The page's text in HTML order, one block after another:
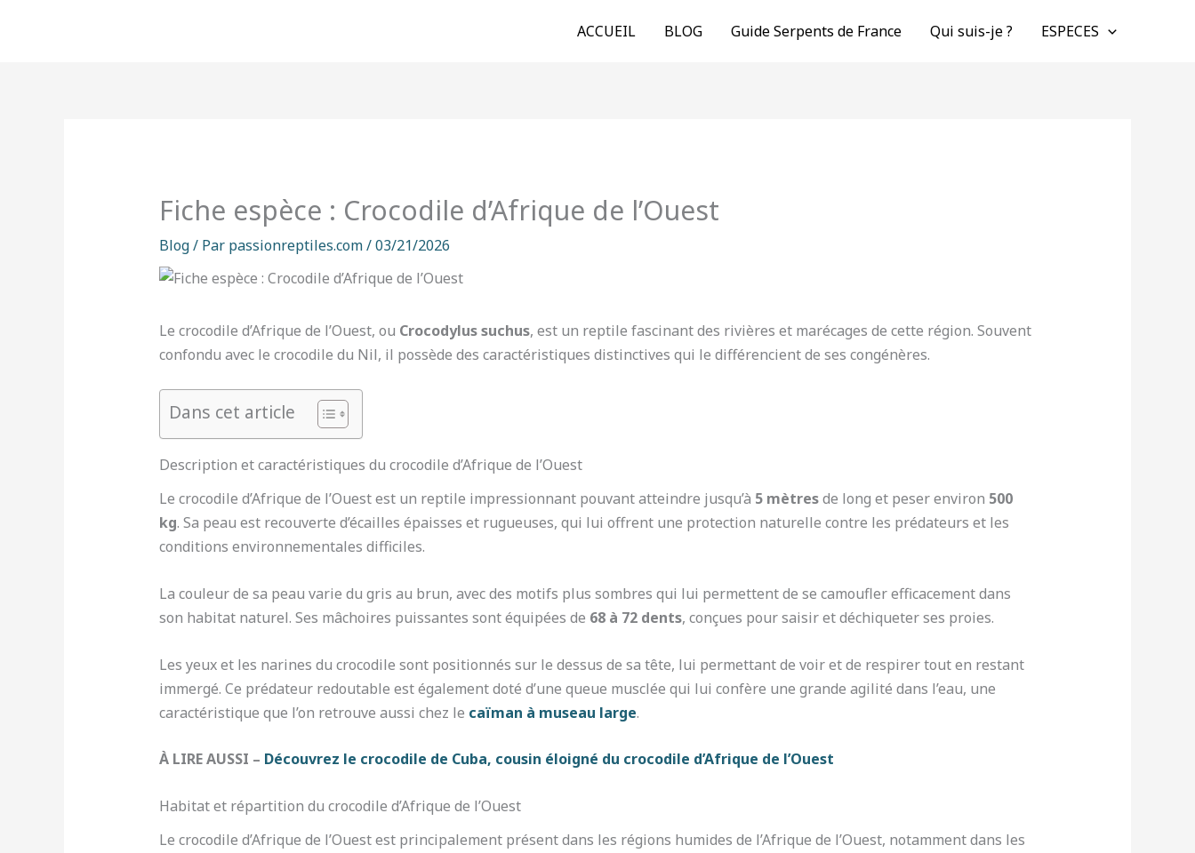
ACCUEIL BLOG Guide Serpents de France Qui suis-je ? ESPECES
Fiche espèce : Crocodile d’Afrique de l’Ouest
Blog/ Par passionreptiles.com/03/21/2026
Le crocodile d’Afrique de l’Ouest, ou Crocodylus suchus, est un reptile fascinant des rivières et marécages de cette région. Souvent
confondu avec le crocodile du Nil, il possède des caractéristiques distinctives qui le différencient de ses congénères.
Dans cet article
Description et caractéristiques du crocodile d’Afrique de l’Ouest
Le crocodile d’Afrique de l’Ouest est un reptile impressionnant pouvant atteindre jusqu’à 5 mètresde long et peser environ 500
kg. Sa peau est recouverte d’écailles épaisses et rugueuses, qui lui offrent une protection naturelle contre les prédateurs et les
conditions environnementales difficiles.
La couleur de sa peau varie du gris au brun, avec des motifs plus sombres qui lui permettent de se camoufler efficacement dans
son habitat naturel. Ses mâchoires puissantes sont équipées de 68 à 72 dents, conçues pour saisir et déchiqueter ses proies.
Les yeux et les narines du crocodile sont positionnés sur le dessus de sa tête, lui permettant de voir et de respirer tout en restant
immergé. Ce prédateur redoutable est également doté d’une queue musclée qui lui confère une grande agilité dans l’eau, une
caractéristique que l’on retrouve aussi chez le caïman à museau large.
À LIRE AUSSI – Découvrez le crocodile de Cuba, cousin éloigné du crocodile d’Afrique de l’Ouest
Habitat et répartition du crocodile d’Afrique de l’Ouest
Le crocodile d’Afrique de l’Ouest est principalement présent dans les régions humides de l’Afrique de l’Ouest, notamment dans les